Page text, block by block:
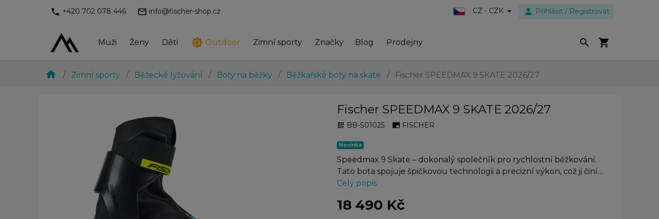
phone +420 702 078 446 mail_outline info@fischer-shop.cz CZ - CZK person Přihlásit / Registrovat
Muži Ženy Děti brightness_7 Outdoor Zimní sporty Značky Blog Prodejny search shopping_cart
home Zimní sporty Běžecké lyžování Boty na běžky Běžkařské boty na skate Fischer SPEEDMAX 9 SKATE 2026/27
chevron_right
Fischer SPEEDMAX 9 SKATE 2026/27
qr_code BB-S01025 branding_watermark FISCHER
Novinka
Speedmax 9 Skate – dokonalý společník pro rychlostní běžkování.
Tato bota spojuje špičkovou technologii a precizní výkon, což ji činí…
Celý popis
18 490 Kč